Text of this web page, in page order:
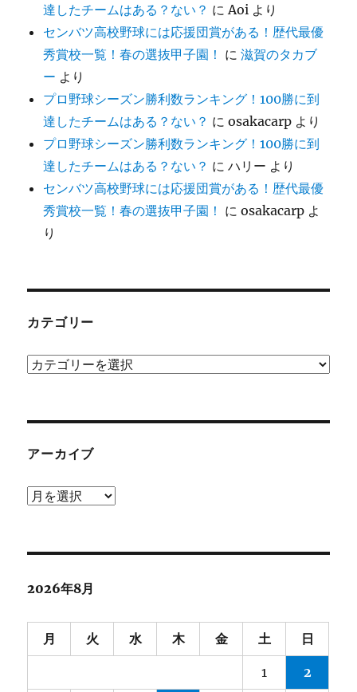
達したチームはある？ない？ にAoi より
センバツ高校野球には応援団賞がある！歴代最優
秀賞校一覧！春の選抜甲子園！ に滋賀のタカブ
ー より
プロ野球シーズン勝利数ランキング！100勝に到
達したチームはある？ない？ にosakacarp より
プロ野球シーズン勝利数ランキング！100勝に到
達したチームはある？ない？ にハリー より
センバツ高校野球には応援団賞がある！歴代最優
秀賞校一覧！春の選抜甲子園！ にosakacarp よ
り
カテゴリー
カ
ー
アーカイブ
ア
ブ
2026年8月
月 火 水 木 金 土 日
1 2